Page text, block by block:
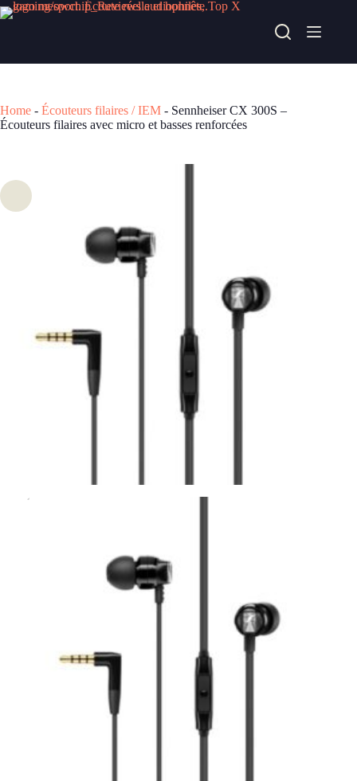
Passer
au
Consulter chez Fnac
Home - Écouteurs filaires / IEM - Sennheiser CX 300S –
Écouteurs filaires avec micro et basses renforcées